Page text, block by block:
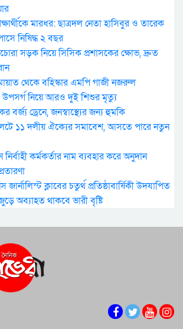
মারধর: ছাত্রদল নেতা হাসিবুর ও তারেক
নিষিদ্ধ ২ বছর
সড়ক নিয়ে সিসিক প্রশাসকের ক্ষোভ, দ্রুত
থেকে বহিস্কার এমপি গাজী নজরুল
উপসর্গ নিয়ে আরও দুই শিশুর মৃত্যু
বর্জ্য ড্রেনে, জনস্বাস্থ্যের জন্য হুমকি
১১ দলীয় ঐক্যের সমাবেশ, আসতে পারে নতুন
নির্বাহী কর্মকর্তার নাম ব্যবহার করে অনুদান
ক্লাবের চতুর্থ প্রতিষ্ঠাবার্ষিকী উদযাপিত
অব্যাহত থাকবে ভারী বৃষ্টি